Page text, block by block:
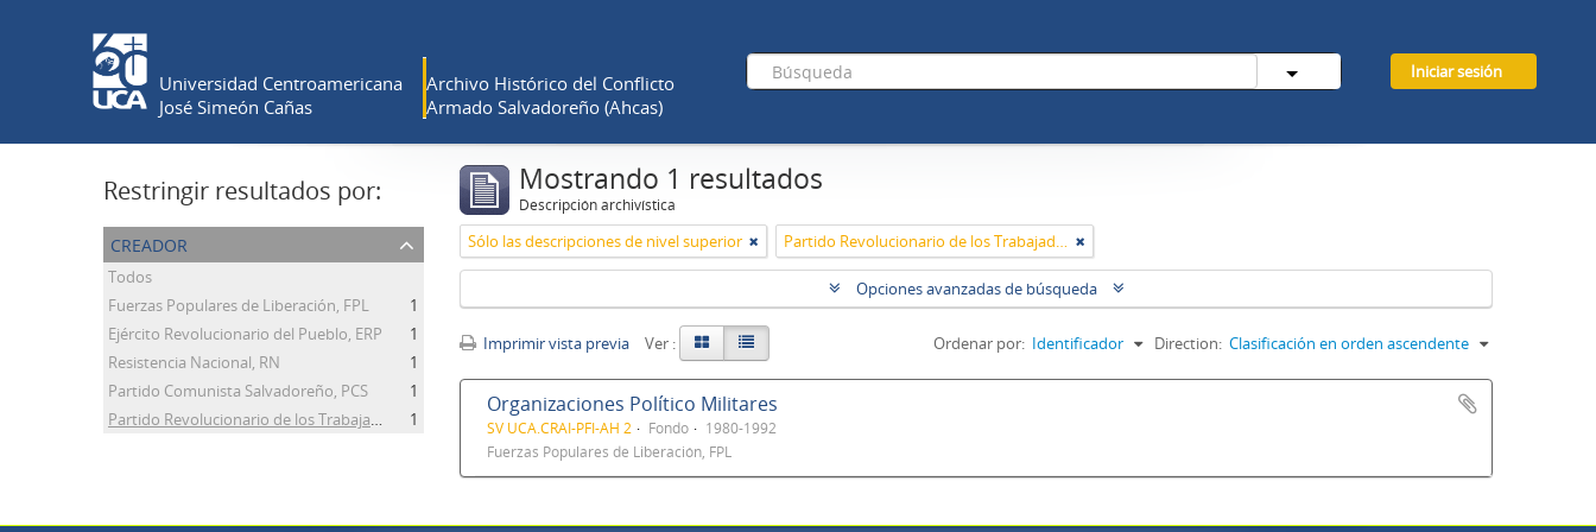
Universidad Centroamericana
José Simeón Cañas
Archivo Histórico del Conflicto
Armado Salvadoreño (Ahcas)
Iniciar sesión
Restringir resultados por:
creador
Todos
Fuerzas Populares de Liberación, FPL
1
Ejército Revolucionario del Pueblo, ERP
1
Resistencia Nacional, RN
1
Partido Comunista Salvadoreño, PCS
1
Partido Revolucionario de los Trabajadores Centroamericanos, PRTC
1
Mostrando 1 resultados
Descripción archivística
Sólo las descripciones de nivel superior Partido Revolucionario de los Trabajadores Centroamericanos, PRTC
Opciones avanzadas de búsqueda
Imprimir vista previa Ver : Ordenar por: Identificador Direction: Clasificación en orden ascendente
Organizaciones Político Militares
SV UCA.CRAI-PFI-AH 2 Fondo
1980-1992
Fuerzas Populares de Liberación, FPL